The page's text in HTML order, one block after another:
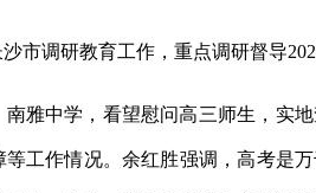
市调研教育工作，重点调研督导
雅中学，看望慰问高三师生，实
工作情况。余红胜强调，高考是